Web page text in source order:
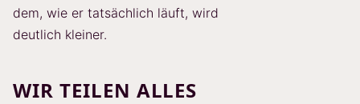
dem, wie er tatsächlich läuft, wird
deutlich kleiner.
WIR TEILEN ALLES